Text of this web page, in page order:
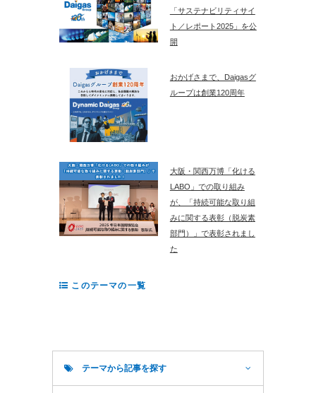
「サステナビリティサイ
ト／レポート2025」を公
開
おかげさまで、Daigasグ
ループは創業120周年
大阪・関西万博「化ける
LABO」での取り組み
が、「持続可能な取り組
みに関する表彰（脱炭素
部門）」で表彰されまし
た
このテーマの一覧
テーマから記事を探す